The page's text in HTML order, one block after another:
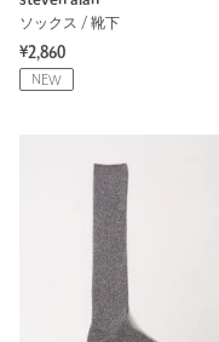
ソックス / 靴下
¥2,860
NEW